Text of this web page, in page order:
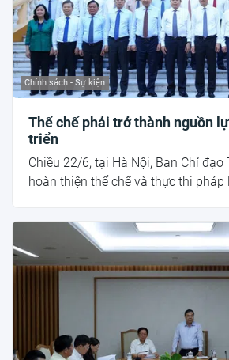
Chính sách - Sự kiện
Thể chế phải trở thành nguồn
triển
Chiều 22/6, tại Hà Nội, Ban Chỉ đạo
hoàn thiện thể chế và thực thi pháp